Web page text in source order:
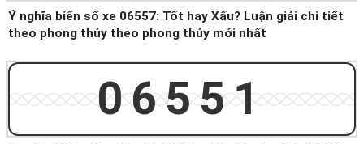
Ý nghĩa biển số xe 06557: Tốt hay Xấu? Luận giải chi tiết
theo phong thủy theo phong thủy mới nhất
06551